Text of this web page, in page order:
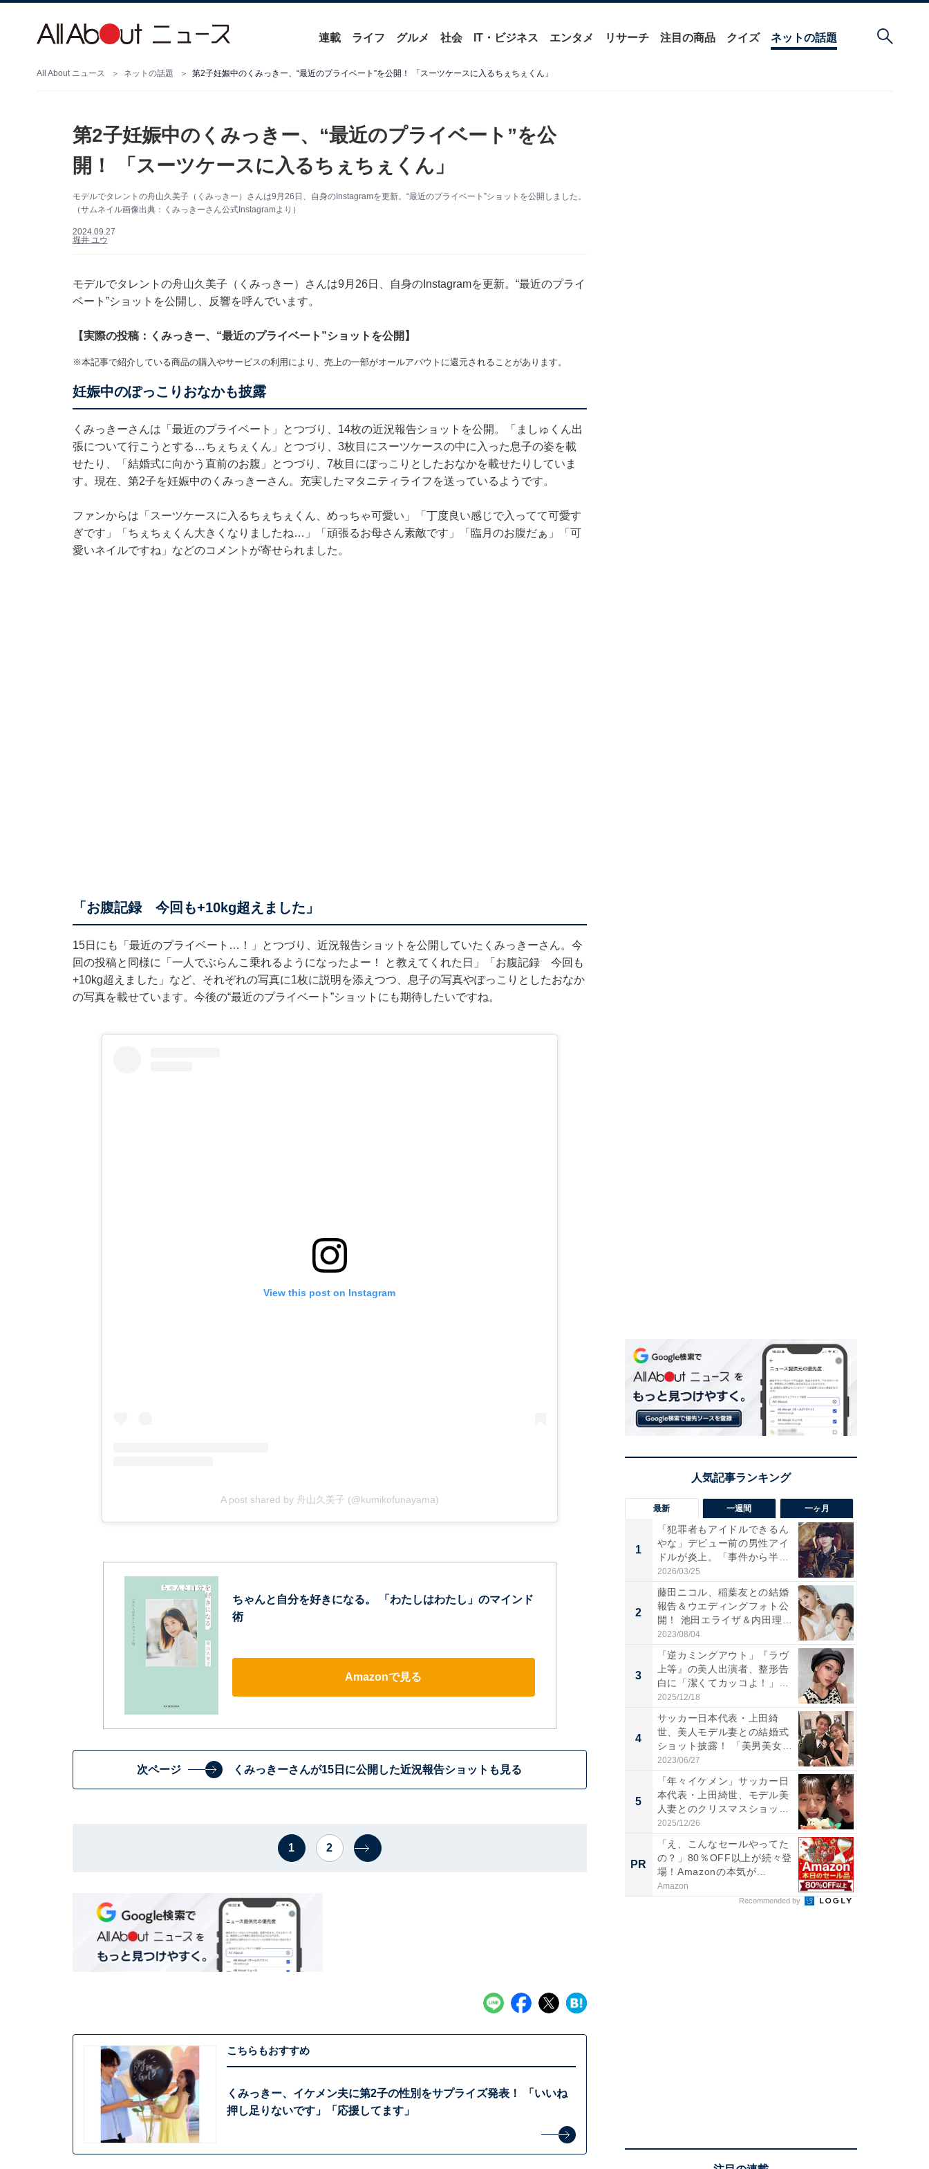
連載 ライフ グルメ 社会 IT・ビジネス エンタメ リサーチ 注目の商品 クイズ ネットの話題
All About ニュース ネットの話題 第2子妊娠中のくみっきー、“最近のプライベート”を公開！ 「スーツケースに入るちぇちぇくん」
第2子妊娠中のくみっきー、“最近のプライベート”を公
開！ 「スーツケースに入るちぇちぇくん」
モデルでタレントの舟山久美子（くみっきー）さんは9月26日、自身のInstagramを更新。“最近のプライベート”ショットを公開しました。
（サムネイル画像出典：くみっきーさん公式Instagramより）
2024.09.27
堀井 ユウ
モデルでタレントの舟山久美子（くみっきー）さんは9月26日、自身のInstagramを更新。“最近のプライ
ベート”ショットを公開し、反響を呼んでいます。
【実際の投稿：くみっきー、“最近のプライベート”ショットを公開】
※本記事で紹介している商品の購入やサービスの利用により、売上の一部がオールアバウトに還元されることがあります。
妊娠中のぽっこりおなかも披露
くみっきーさんは「最近のプライベート」とつづり、14枚の近況報告ショットを公開。「ましゅくん出
張について行こうとする…ちぇちぇくん」とつづり、3枚目にスーツケースの中に入った息子の姿を載
せたり、「結婚式に向かう直前のお腹」とつづり、7枚目にぽっこりとしたおなかを載せたりしていま
す。現在、第2子を妊娠中のくみっきーさん。充実したマタニティライフを送っているようです。
ファンからは「スーツケースに入るちぇちぇくん、めっちゃ可愛い」「丁度良い感じで入ってて可愛す
ぎです」「ちぇちぇくん大きくなりましたね…」「頑張るお母さん素敵です」「臨月のお腹だぁ」「可
愛いネイルですね」などのコメントが寄せられました。
「お腹記録 今回も+10kg超えました」
15日にも「最近のプライベート…！」とつづり、近況報告ショットを公開していたくみっきーさん。今
回の投稿と同様に「一人でぶらんこ乗れるようになったよー！ と教えてくれた日」「お腹記録 今回も
+10kg超えました」など、それぞれの写真に1枚に説明を添えつつ、息子の写真やぽっこりとしたおなか
の写真を載せています。今後の“最近のプライベート”ショットにも期待したいですね。
View this post on Instagram
A post shared by 舟山久美子 (@kumikofunayama)
ちゃんと自分を好きになる。 「わたしはわたし」のマインド
術
Amazonで見る
次ページ くみっきーさんが15日に公開した近況報告ショットも見る
1 2
こちらもおすすめ
くみっきー、イケメン夫に第2子の性別をサプライズ発表！ 「いいね
押し足りないです」「応援してます」
最新 一週間 一ヶ月
1
「犯罪者もアイドルできるん
やな」デビュー前の男性アイ
ドルが炎上。「事件から半年
も...
2026/03/25
2
藤田ニコル、稲葉友との結婚
報告＆ウエディングフォト公
開！ 池田エライザ＆内田理
央...
2023/08/04
3
「逆カミングアウト」『ラヴ
上等』の美人出演者、整形告
白に「潔くてカッコよ！」
「好...
2025/12/18
4
サッカー日本代表・上田綺
世、美人モデル妻との結婚式
ショット披露！ 「美男美女」
「...
2023/06/27
5
「年々イケメン」サッカー日
本代表・上田綺世、モデル美
人妻とのクリスマスショット
に...
2025/12/26
PR
「え、こんなセールやってた
の？」80％OFF以上が続々登
場！Amazonの本気が...
Amazon
Recommended by